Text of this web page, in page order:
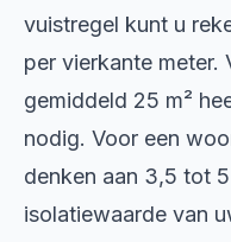
vuistregel kunt u
per vierkante meter.
gemiddeld 25 m²
nodig. Voor een
denken aan 3,5 tot
isolatiewaarde van